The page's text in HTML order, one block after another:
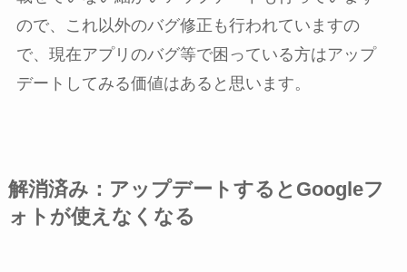
ので、これ以外のバグ修正も行われていますの
で、現在アプリのバグ等で困っている方はアップ
デートしてみる価値はあると思います。
解消済み：アップデートするとGoogleフ
ォトが使えなくなる